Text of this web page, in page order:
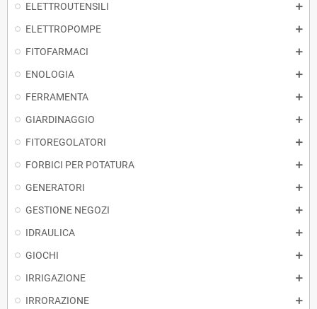
ELETTROUTENSILI
ELETTROPOMPE
FITOFARMACI
ENOLOGIA
FERRAMENTA
GIARDINAGGIO
FITOREGOLATORI
FORBICI PER POTATURA
GENERATORI
GESTIONE NEGOZI
IDRAULICA
GIOCHI
IRRIGAZIONE
IRRORAZIONE